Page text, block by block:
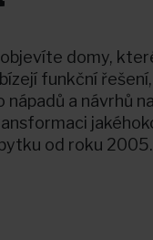
domy,
funkční
a návrhů
od roku 2005.